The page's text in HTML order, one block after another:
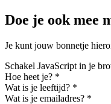
Doe je ook mee
Je kunt jouw bonnetje
Schakel JavaScript in je
Hoe heet je? *
Wat is je leeftijd? *
Wat is je emailadres? *